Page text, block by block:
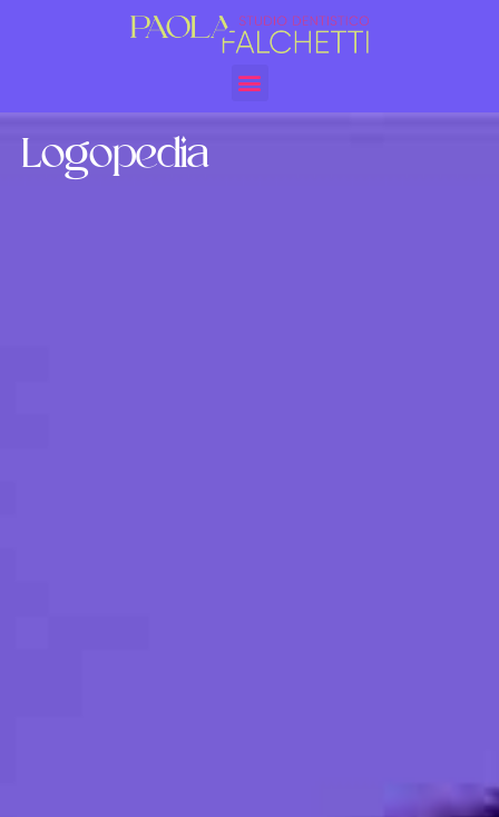
Logopedia